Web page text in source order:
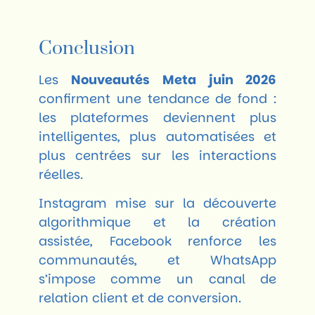
Conclusion
Les Nouveautés Meta juin 2026
confirment une tendance de fond :
les plateformes deviennent plus
intelligentes, plus automatisées et
plus centrées sur les interactions
réelles.
Instagram mise sur la découverte
algorithmique et la création
assistée, Facebook renforce les
communautés, et WhatsApp
s’impose comme un canal de
relation client et de conversion.